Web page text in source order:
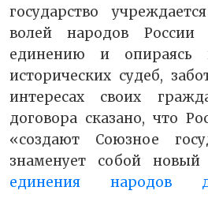
государство
волей народов
единению и опираясь
исторических судеб,
интересах своих
договора сказано, что
«создают Союзное
знаменует собой
единения народов